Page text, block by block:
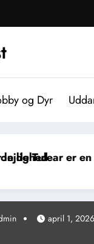
og Dyr
charmerende
april 1, 2026